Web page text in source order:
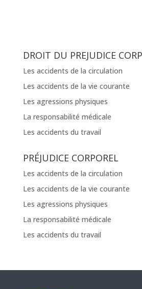
DROIT DU PREJUDICE
Les accidents de la circulation
Les accidents de la vie courante
Les agressions physiques
La responsabilité médicale
Les accidents du travail
PRÉJUDICE CORPOREL
Les accidents de la circulation
Les accidents de la vie courante
Les agressions physiques
La responsabilité médicale
Les accidents du travail